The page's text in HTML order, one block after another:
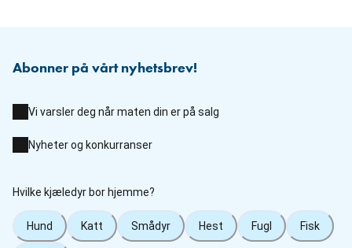
Abonner på vårt nyhetsbrev!
Vi varsler deg når maten din er på salg
Nyheter og konkurranser
Hvilke kjæledyr bor hjemme?
Hund Katt Smådyr Hest Fugl Fisk